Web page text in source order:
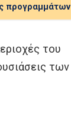
προγραμμάτων
του
των